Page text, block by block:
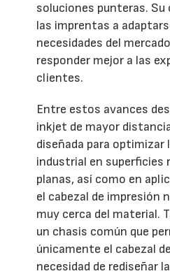
soluciones punteras. Su
las imprentas a
necesidades del
responder mejor a las
clientes.
Entre estos avances
inkjet de mayor
diseñada para optimizar
industrial en superficies
planas, así como en
el cabezal de impresión
muy cerca del material.
un chasis común que
únicamente el cabezal
necesidad de rediseñar